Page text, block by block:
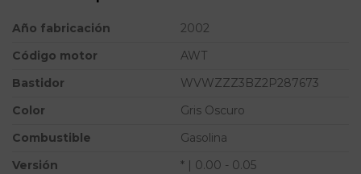
Año fabricación
2002
Código motor
AWT
Bastidor
WVWZZZ3BZ2P287673
Color
Gris Oscuro
Combustible
Gasolina
Versión
* | 0.00 - 0.05